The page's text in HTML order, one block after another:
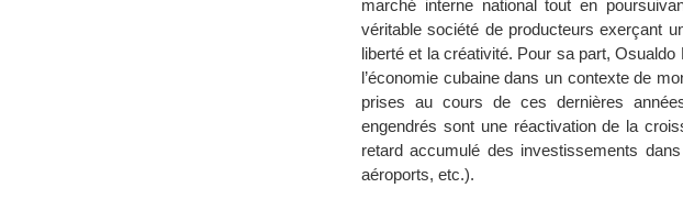
marché interne national tout en
véritable société de producteurs exerçant
liberté et la créativité. Pour sa part,
l’économie cubaine dans un contexte de
prises au cours de ces dernières
engendrés sont une réactivation de la
retard accumulé des investissements
aéroports, etc.).